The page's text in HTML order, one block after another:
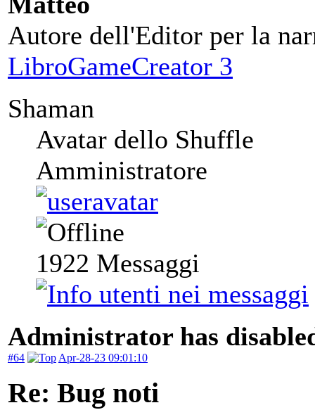
Autore dell'Editor per la
LibroGameCreator 3
Shaman
Avatar dello Shuffle
Amministratore
1922 Messaggi
Administrator has
#64 Apr-28-23 09:01:10
Re: Bug noti